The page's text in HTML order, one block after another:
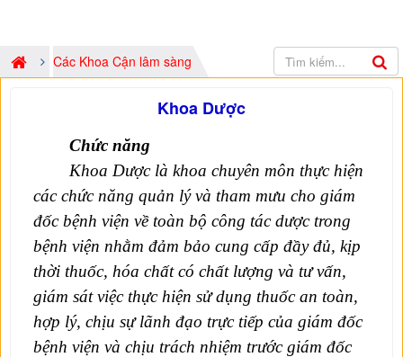
Các Khoa Cận lâm sàng
Khoa Dược
Chức năng
Khoa Dược là khoa chuyên môn thực hiện
các chức năng quản lý và tham mưu cho giám
đốc bệnh viện về toàn bộ công tác dược trong
bệnh viện nhằm đảm bảo cung cấp đầy đủ, kịp
thời thuốc, hóa chất có chất lượng và tư vấn,
giám sát việc thực hiện sử dụng thuốc an toàn,
hợp lý, chịu sự lãnh đạo trực tiếp của giám đốc
bệnh viện và chịu trách nhiệm trước giám đốc